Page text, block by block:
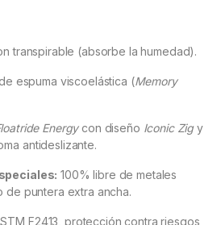
transpirable (absorbe la humedad).
espuma viscoelástica (Memory
Energycon diseño Iconic Zigy
antideslizante.
100% libre de metales
de puntera extra ancha.
F2413, protección contra riesgos